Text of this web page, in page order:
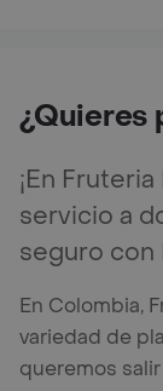
¿Quieres
¡En
servicio a
seguro con
En Colombia,
variedad de
queremos